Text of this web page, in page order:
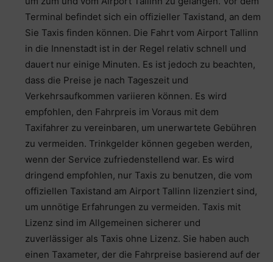
Terminal befindet sich ein offizieller Taxistand, an dem
Sie Taxis finden können. Die Fahrt vom Airport Tallinn
in die Innenstadt ist in der Regel relativ schnell und
dauert nur einige Minuten. Es ist jedoch zu beachten,
dass die Preise je nach Tageszeit und
Verkehrsaufkommen variieren können. Es wird
empfohlen, den Fahrpreis im Voraus mit dem
Taxifahrer zu vereinbaren, um unerwartete Gebühren
zu vermeiden. Trinkgelder können gegeben werden,
wenn der Service zufriedenstellend war. Es wird
dringend empfohlen, nur Taxis zu benutzen, die vom
offiziellen Taxistand am Airport Tallinn lizenziert sind,
um unnötige Erfahrungen zu vermeiden. Taxis mit
Lizenz sind im Allgemeinen sicherer und
zuverlässiger als Taxis ohne Lizenz. Sie haben auch
einen Taxameter, der die Fahrpreise basierend auf der